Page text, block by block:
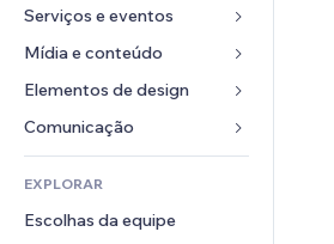
Mobile
Análises
Listas do site
Email
Apps para lojas
Frete e entrega
Botões de venda
Contabilidade
Cupons e fidelidade
Serviços e eventos
Hotéis
Eventos
Restaurantes
Imobiliária
Meus agendamentos
Mídia e conteúdo
Galeria
Músicas
Podcasts
Fotografia
Vídeo
Elementos de design
Mapas e navegação
Privacidade e segurança
Relógio
Templates de página
Formulários
Enquetes
EXPLORAR
Escolhas da equipe